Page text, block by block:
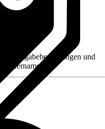
Rückgabebedingungen und